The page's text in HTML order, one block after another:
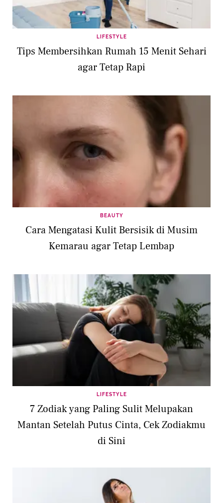
LIFESTYLE
Tips Membersihkan Rumah 15 Menit Sehari
agar Tetap Rapi
BEAUTY
Cara Mengatasi Kulit Bersisik di Musim
Kemarau agar Tetap Lembap
LIFESTYLE
7 Zodiak yang Paling Sulit Melupakan
Mantan Setelah Putus Cinta, Cek Zodiakmu
di Sini